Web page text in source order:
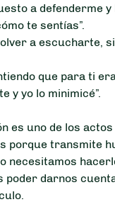
a defenderme
te sentías”.
a escucharte,
que para ti
y yo lo minimicé”.
es uno de los
porque transmite
necesitamos
poder darnos